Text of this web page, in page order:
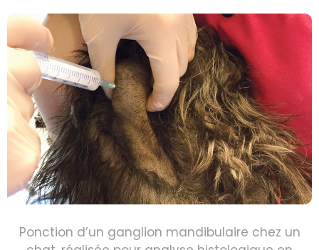
Ponction d’un ganglion mandibulaire chez un